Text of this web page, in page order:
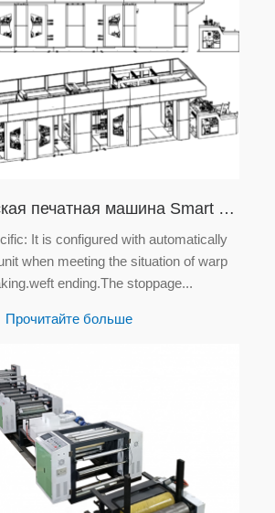
Флексографская печатная машина Smart Electronic Axis
It is configured with automatically
when meeting the situation of warp
ending.The stoppage...
Прочитайте больше